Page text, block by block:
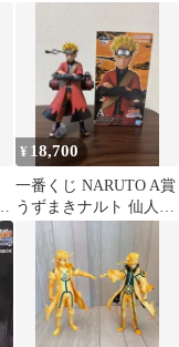
¥ 18,700
一番くじ NARUTO A賞
うずまきナルト 仙人モ